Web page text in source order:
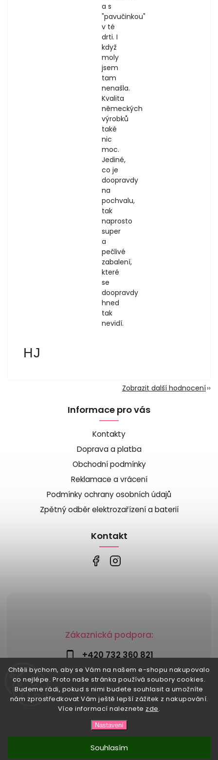
Chtěli bychom, aby se Vám na našem e-shopu nakupovalo
co nejlépe. Proto naše stránka používá soubory cookies.
Budeme rádi, pokud s nimi budete souhlasit a umožníte
nám zprostředkovat Vám ještě lepší zážitek z nakupování.
Více informací naleznete zde.
Nastavení
Souhlasím
a s
"pavučinkou"
v té
drti. I
když
moly
jsem
tam
nenašla.
Kvalita
německých
výrobků
také
nic
moc.
Jediné,
co je
doopravdy
na
pochvalu,
tak
naprosto
super
a
pečlivé
zabalení,
které
se
doopravdy
hned
tak
nevidí.
HJ
Zobrazit další hodnocení
Zákaznická podpora:
+420 732 360 821
info@risesnu.cz
Informace pro vás
Kontakty
Doprava a platba
Obchodní podmínky
Reklamace a vrácení
Podmínky ochrany osobních údajů
Zpětný odběr elektrozařízení a baterií
Kontakt
Risesnu.cz. Všechna práva vyhrazena.
Upravit nastavení cookies
Shoptet | Design